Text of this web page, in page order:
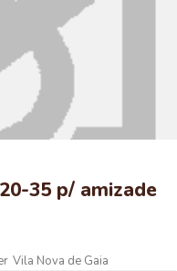
35 p/ amizade
Vila Nova de Gaia